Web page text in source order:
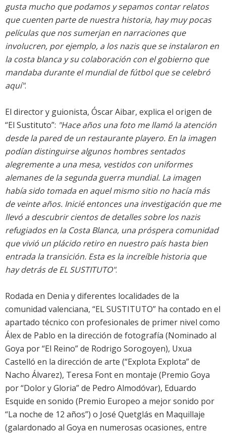
gusta mucho que podamos y sepamos contar relatos
que cuenten parte de nuestra historia, hay muy pocas
películas que nos sumerjan en narraciones que
involucren, por ejemplo, a los nazis que se instalaron en
la costa blanca y su colaboración con el gobierno que
mandaba durante el mundial de fútbol que se celebró
aquí".
El director y guionista, Óscar Aibar, explica el origen de
“El Sustituto”: "Hace años una foto me llamó la atención
desde la pared de un restaurante playero. En la imagen
podían distinguirse algunos hombres sentados
alegremente a una mesa, vestidos con uniformes
alemanes de la segunda guerra mundial. La imagen
había sido tomada en aquel mismo sitio no hacía más
de veinte años. Inicié entonces una investigación que me
llevó a descubrir cientos de detalles sobre los nazis
refugiados en la Costa Blanca, una próspera comunidad
que vivió un plácido retiro en nuestro país hasta bien
entrada la transición. Esta es la increíble historia que
hay detrás de EL SUSTITUTO".
Rodada en Denia y diferentes localidades de la
comunidad valenciana, “EL SUSTITUTO” ha contado en el
apartado técnico con profesionales de primer nivel como
Álex de Pablo en la dirección de fotografía (Nominado al
Goya por “El Reino” de Rodrigo Sorogoyen), Uxua
Castelló en la dirección de arte (“Explota Explota” de
Nacho Álvarez), Teresa Font en montaje (Premio Goya
por “Dolor y Gloria” de Pedro Almodóvar), Eduardo
Esquide en sonido (Premio Europeo a mejor sonido por
“La noche de 12 años”) o José Quetglás en Maquillaje
(galardonado al Goya en numerosas ocasiones, entre